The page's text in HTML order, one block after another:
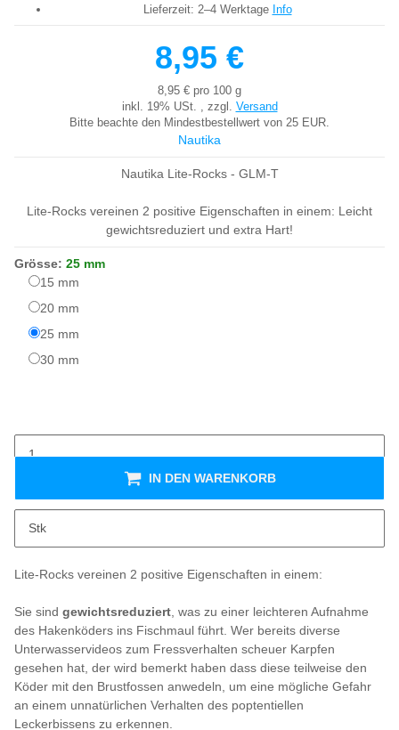
Lieferzeit: 2–4 Werktage Info
8,95 €
8,95 € pro 100 g
inkl. 19% USt. , zzgl. Versand
Bitte beachte den Mindestbestellwert von 25 EUR.
Nautika
Nautika Lite-Rocks - GLM-T
Lite-Rocks vereinen 2 positive Eigenschaften in einem: Leicht
gewichtsreduziert und extra Hart!
Grösse: 25 mm
15 mm
20 mm
25 mm
30 mm
Stk
IN DEN WARENKORB
Nautika Lite-Rocks - GLM-T
Lite-Rocks vereinen 2 positive Eigenschaften in einem:
Sie sind gewichtsreduziert , was zu einer leichteren Aufnahme
des Hakenköders ins Fischmaul führt. Wer bereits diverse
Unterwasservideos zum Fressverhalten scheuer Karpfen
gesehen hat, der wird bemerkt haben dass diese teilweise den
Köder mit den Brustfossen anwedeln, um eine mögliche Gefahr
an einem unnatürlichen Verhalten des poptentiellen
Leckerbissens zu erkennen.